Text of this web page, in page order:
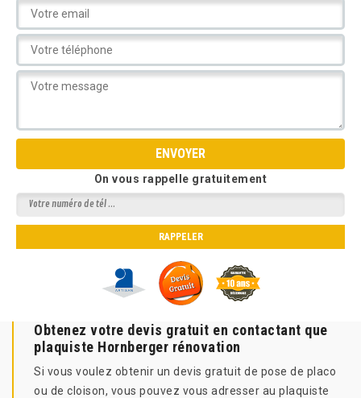
On vous rappelle gratuitement
Obtenez votre devis gratuit en contactant que
plaquiste Hornberger rénovation
Si vous voulez obtenir un devis gratuit de pose de placo
ou de cloison, vous pouvez vous adresser au plaquiste